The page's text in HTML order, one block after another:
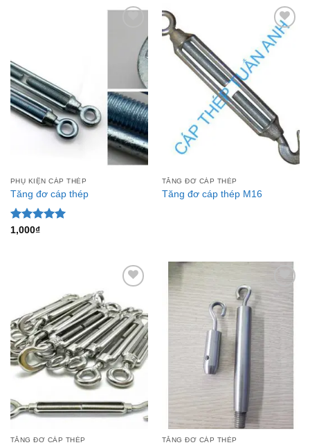
Add to
Wishlist
PHỤ KIỆN CÁP THÉP
Tăng đơ cáp thép
Được xếp
1,000₫
TĂNG ĐƠ CÁP THÉP
Tăng đơ cáp thép M16
Add to
Wishlist
TĂNG ĐƠ CÁP THÉP
Add to
Wishlist
TĂNG ĐƠ CÁP THÉP